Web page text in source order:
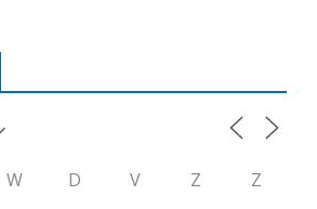
W D V Z
Z